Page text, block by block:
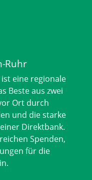
Ruhr
ist eine regionale
Beste aus zwei
Ort durch
und die starke
Direktbank.
Spenden,
für die